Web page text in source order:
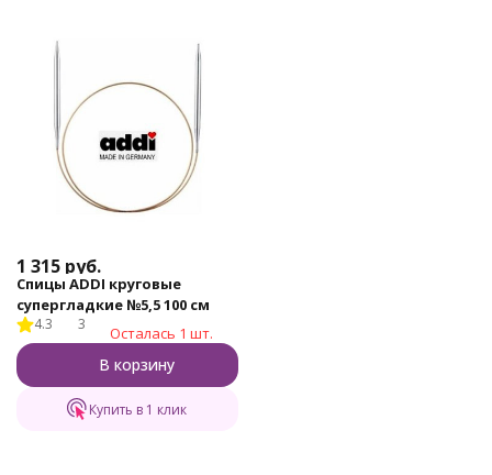
1 315 руб.
Спицы ADDI круговые
супергладкие №5,5 100 см
4.3 3 Осталась 1 шт.
В корзину
Купить в 1 клик